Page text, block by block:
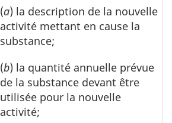
(a) la description de la nouvelle
activité mettant en cause la
substance;
(b) la quantité annuelle prévue
de la substance devant être
utilisée pour la nouvelle
activité;